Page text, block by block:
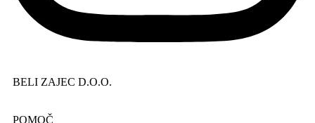
BELI ZAJEC D.O.O.
POMOČ